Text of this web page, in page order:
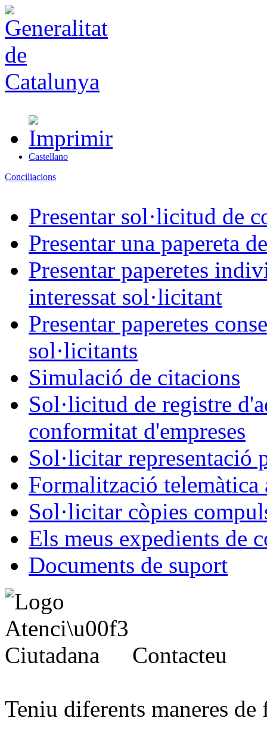
Castellano
Conciliacions
Presentar sol·licitud de
Presentar una papereta
Presentar paperetes
interessat sol·licitant
Presentar paperetes
sol·licitants
Simulació de citacions
Sol·licitud de registre
conformitat d'empreses
Sol·licitar representació
Formalització telemàtica
Sol·licitar còpies
Els meus expedients de
Documents de suport
Contacteu
Teniu diferents maneres de